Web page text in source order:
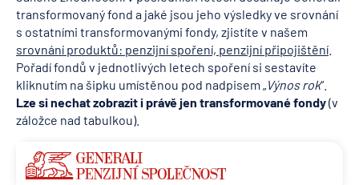
transformovaný fond a jaké jsou jeho výsledky ve srovnání
s ostatními transformovanými fondy, zjistíte v našem
srovnání produktů: penzijní spoření, penzijní připojištění
Pořadí fondů v jednotlivých letech spoření si sestavíte
kliknutím na šipku umístěnou pod nadpisem „Výnos rok“.
Lze si nechat zobrazit i právě jen transformované fondy(v
záložce nad tabulkou).